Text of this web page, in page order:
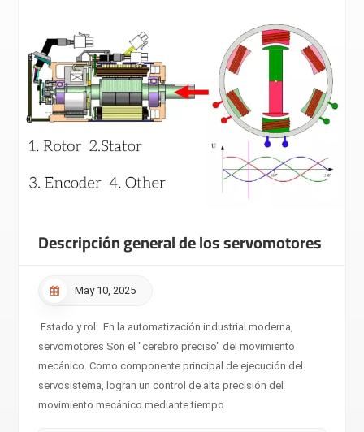
Descripción general de los servomotores
May 10, 2025
Estado y rol: En la automatización industrial moderna,
servomotores Son el "cerebro preciso" del movimiento
mecánico. Como componente principal de ejecución del
servosistema, logran un control de alta precisión del
movimiento mecánico mediante tiempo